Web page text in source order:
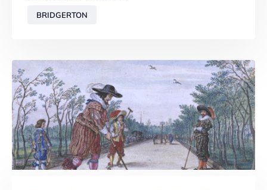
BRIDGERTON